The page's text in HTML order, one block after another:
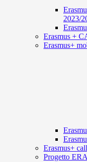
2023/
Erasmus +
Erasmus+
Erasmus+
Progetto